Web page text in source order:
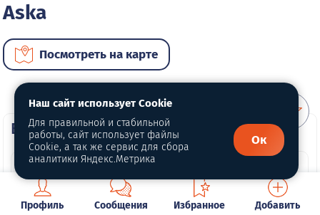
Aska
Посмотреть на карте
ВИП автомобили
Профиль Сообщения Избранное Добавить
Наш сайт использует Cookie
Для правильной и стабильной
работы, сайт использует файлы
Cookie, а так же сервис для сбора
аналитики Яндекс.Метрика
Ок